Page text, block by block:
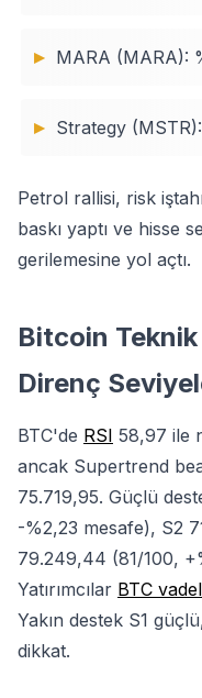
MARA (MARA):
Strategy
Petrol rallisi, risk
baskı yaptı ve hisse
gerilemesine yol açtı.
Bitcoin
Direnç
BTC'de RSI 58,97 ile
ancak Supertrend
75.719,95. Güçlü
-%2,23 mesafe), S2
79.249,44 (81/100,
Yatırımcılar BTC
Yakın destek S1
dikkat.